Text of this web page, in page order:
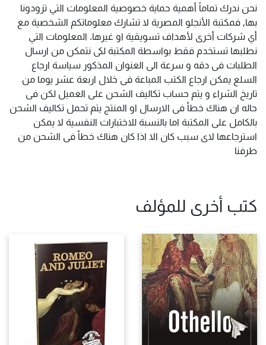
نحن ندرك تماماً أهمية حماية خصوصية المعلومات التي تزودونا
بها, فمكتبة الأنجلو المصرية لا تشارك معلوماتكم الشخصية مع
أي شركات أخرى لأهداف تسويقية او غيرها. المعلومات التي
نطلبها تستخدم فقط بواسطة المكتبة لكى نتمكن من ارسال
الطلبات فى دقه و سرعة الى العنوان المذكور سياسة ارجاع
السلع يمكن ارجاع الكتب المباعة فى خلال اربعة عشر يوما من
تاريخ الشراء و يتم حساب تكاليف الشحن على العميل لكن فى
حاله ان هناك خطأ فى الارسال او المنتج يتم تحمل تكاليف الشحن
بالكامل على المكتبة اما بالنسبة للاختبارات النفسية لا يمكن
استرجاعها لاى سبب كان الا اذا كان هناك خطأ فى الشحن من
طرفنا
كتب أخرى للمؤلف